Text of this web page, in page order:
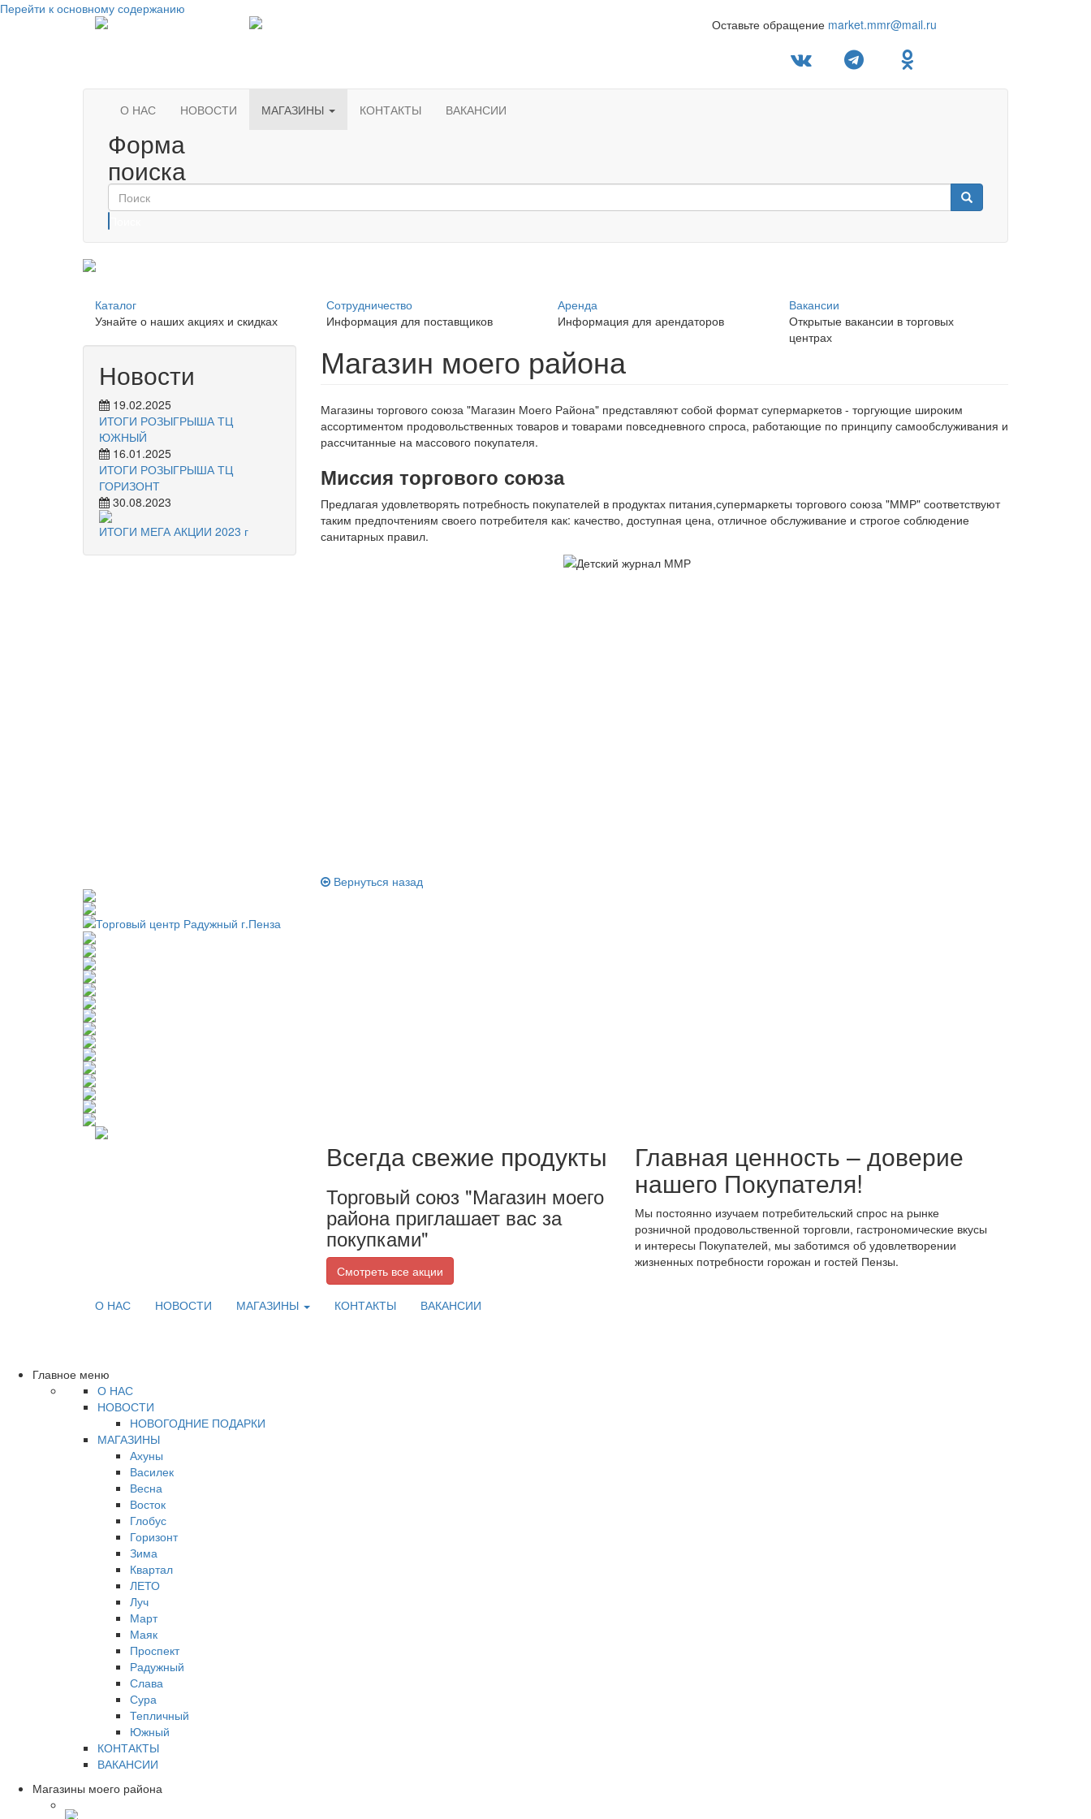
Перейти к основному содержанию
Оставьте обращение market.mmr@mail.ru
О НАС НОВОСТИ МАГАЗИНЫ КОНТАКТЫ ВАКАНСИИ
Форма
поиска
Каталог
Узнайте о наших акциях и скидках
Сотрудничество
Информация для поставщиков
Аренда
Информация для арендаторов
Вакансии
Открытые вакансии в торговых
центрах
Новости
19.02.2025
ИТОГИ РОЗЫГРЫША ТЦ
ЮЖНЫЙ
16.01.2025
ИТОГИ РОЗЫГРЫША ТЦ
ГОРИЗОНТ
30.08.2023
ИТОГИ МЕГА АКЦИИ 2023 г
Магазин моего района
Магазины торгового союза "Магазин Моего Района" представляют собой формат супермаркетов - торгующие широким
ассортиментом продовольственных товаров и товарами повседневного спроса, работающие по принципу самообслуживания и
рассчитанные на массового покупателя.
Миссия торгового союза
Предлагая удовлетворять потребность покупателей в продуктах питания,супермаркеты торгового союза "ММР" соответствуют
таким предпочтениям своего потребителя как: качество, доступная цена, отличное обслуживание и строгое соблюдение
санитарных правил.
Вернуться назад
Всегда свежие продукты
Торговый союз "Магазин моего
района приглашает вас за
покупками"
Смотреть все акции
Главная ценность – доверие
нашего Покупателя!
Мы постоянно изучаем потребительский спрос на рынке
розничной продовольственной торговли, гастрономические вкусы
и интересы Покупателей, мы заботимся об удовлетворении
жизненных потребности горожан и гостей Пензы.
О НАС НОВОСТИ МАГАЗИНЫ КОНТАКТЫ ВАКАНСИИ
Главное меню
О НАС
НОВОСТИ
НОВОГОДНИЕ ПОДАРКИ
МАГАЗИНЫ
Ахуны
Василек
Весна
Восток
Глобус
Горизонт
Зима
Квартал
ЛЕТО
Луч
Март
Маяк
Проспект
Радужный
Слава
Сура
Тепличный
Южный
КОНТАКТЫ
ВАКАНСИИ
Магазины моего района